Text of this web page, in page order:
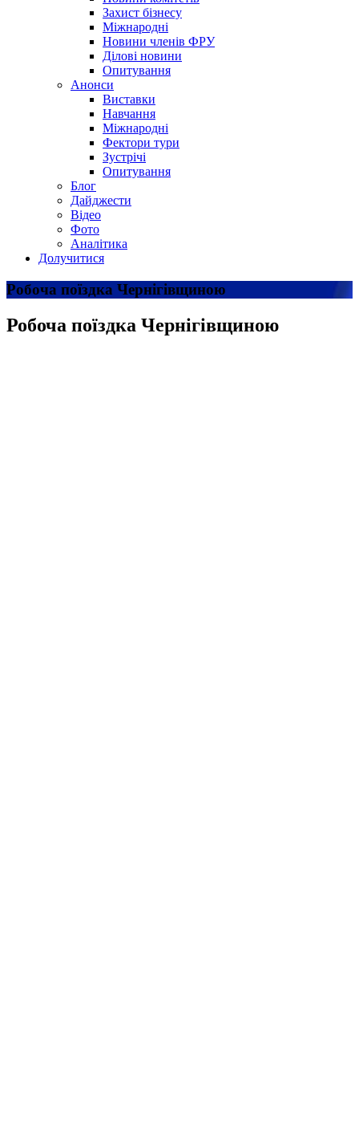
Захист бізнесу
Міжнародні
Новини членів ФРУ
Ділові новини
Опитування
Анонси
Виставки
Навчання
Міжнародні
Фектори тури
Зустрічі
Опитування
Блог
Дайджести
Відео
Фото
Аналітика
Долучитися
Робоча поїздка Чернігівщиною
Робоча поїздка Чернігівщиною